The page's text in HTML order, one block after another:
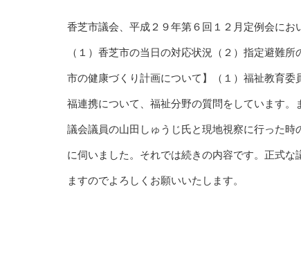
香芝市議会、平成２９年第６回１２月定例会にお
（１）香芝市の当日の対応状況（２）指定避難
市の健康づくり計画について】（１）福祉教育
福連携について、福祉分野の質問をしています
議会議員の山田しゅうじ氏と現地視察に行った
に伺いました。それでは続きの内容です。正式
ますのでよろしくお願いいたします。